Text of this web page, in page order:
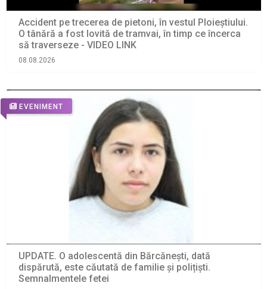
Accident pe trecerea de pietoni, în vestul Ploieștiului.
O tânără a fost lovită de tramvai, în timp ce încerca
să traverseze - VIDEO LINK
08.08.2026
EVENIMENT
UPDATE. O adolescentă din Bărcănești, dată
dispărută, este căutată de familie și polițiști.
Semnalmentele fetei